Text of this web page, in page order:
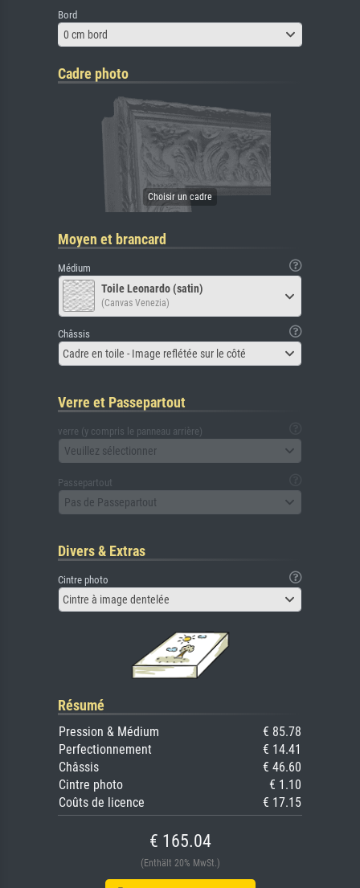
Bord
0 cm bord
Cadre photo
Moyen et brancard
Médium
Toile Leonardo (satin)
(Canvas Venezia)
Châssis
Cadre en toile - Image reflétée sur le côté
Verre et Passepartout
verre (y compris le panneau arrière)
Veuillez sélectionner
Passepartout
Pas de Passepartout
Divers & Extras
Cintre photo
Cintre à image dentelée
Résumé
Pression & Médium
€ 85.78
Perfectionnement
€ 14.41
Châssis
€ 46.60
Cintre photo
€ 1.10
Coûts de licence
€ 17.15
€ 165.04
(Enthält 20% MwSt.)